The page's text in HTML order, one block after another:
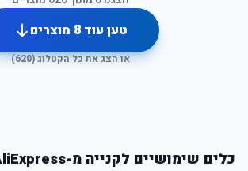
טען עוד8 מוצרים
או הצג את כל הקטלוג (620
)
כלים שימושיים לקנייה מ-AliExpress